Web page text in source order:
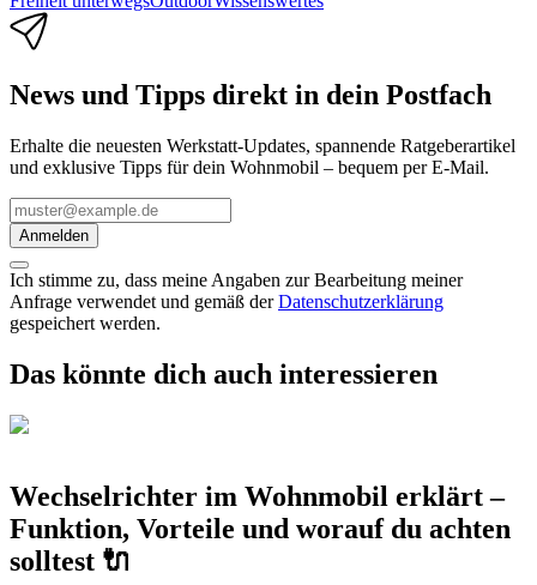
News und Tipps direkt in dein Postfach
Erhalte die neuesten Werkstatt-Updates, spannende Ratgeberartikel
und exklusive Tipps für dein Wohnmobil – bequem per E-Mail.
Anmelden
Ich stimme zu, dass meine Angaben zur Bearbeitung meiner
Anfrage verwendet und gemäß der Datenschutzerklärung
gespeichert werden.
Das könnte dich auch interessieren
Wechselrichter im Wohnmobil erklärt –
Funktion, Vorteile und worauf du achten
solltest 🔌